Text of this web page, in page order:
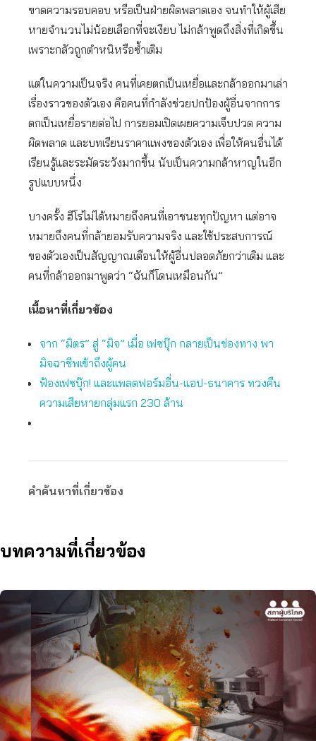
ขาดความรอบคอบ หรือเป็นฝ่ายผิดพลาดเอง จนทำให้ผู้เสีย
หายจำนวนไม่น้อยเลือกที่จะเงียบ ไม่กล้าพูดถึงสิ่งที่เกิดขึ้น
เพราะกลัวถูกตำหนิหรือซ้ำเติม
แต่ในความเป็นจริง คนที่เคยตกเป็นเหยื่อและกล้าออกมาเล่า
เรื่องราวของตัวเอง คือคนที่กำลังช่วยปกป้องผู้อื่นจากการ
ตกเป็นเหยื่อรายต่อไป การยอมเปิดเผยความเจ็บปวด ความ
ผิดพลาด และบทเรียนราคาแพงของตัวเอง เพื่อให้คนอื่นได้
เรียนรู้และระมัดระวังมากขึ้น นับเป็นความกล้าหาญในอีก
รูปแบบหนึ่ง
บางครั้ง ฮีโร่ไม่ได้หมายถึงคนที่เอาชนะทุกปัญหา แต่อาจ
หมายถึงคนที่กล้ายอมรับความจริง และใช้ประสบการณ์
ของตัวเองเป็นสัญญาณเตือนให้ผู้อื่นปลอดภัยกว่าเดิม และ
คนที่กล้าออกมาพูดว่า “ฉันก็โดนเหมือนกัน”
เนื้อหาที่เกี่ยวข้อง
จาก “มิตร” สู่ “มิจ” เมื่อ เฟซบุ๊ก กลายเป็นช่องทาง พา
มิจฉาชีพเข้าถึงผู้คน
ฟ้องเฟซบุ๊ก! และแพลตฟอร์มอื่น-แอป-ธนาคาร ทวงคืน
ความเสียหายกลุ่มแรก 230 ล้าน
คำค้นหาที่เกี่ยวข้อง
บทความที่เกี่ยวข้อง